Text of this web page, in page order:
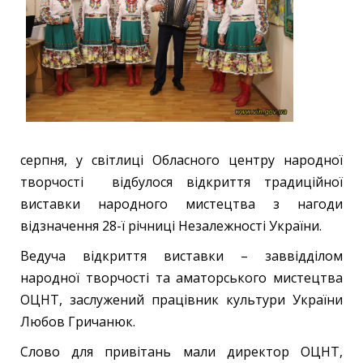
серпня, у світлиці Обласного центру народної
творчості відбулося відкриття традиційної
виставки народного мистецтва з нагоди
відзначення 28-ї річниці Незалежності України.
Ведуча відкриття виставки – заввідділом
народної творчості та аматорського мистецтва
ОЦНТ, заслужений працівник культури України
Любов Гричанюк.
Слово для привітань мали директор ОЦНТ,